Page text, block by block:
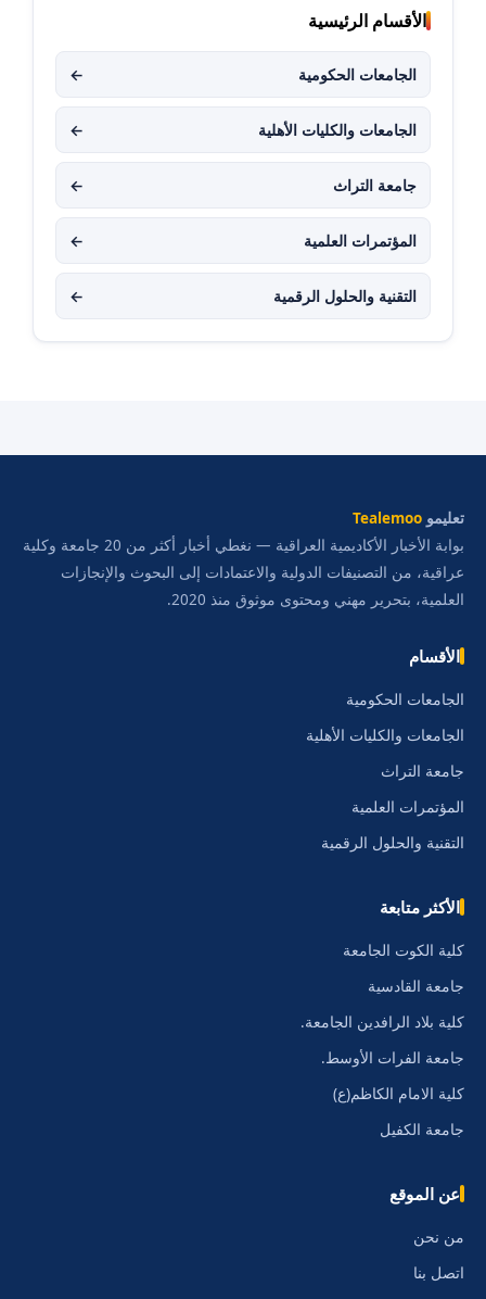
الأقسام الرئيسية
الجامعات الحكومية ←
الجامعات والكليات الأهلية ←
جامعة التراث ←
المؤتمرات العلمية ←
التقنية والحلول الرقمية ←
تعليمو Tealemoo
بوابة الأخبار الأكاديمية العراقية — نغطي أخبار أكثر من 20 جامعة وكلية
عراقية، من التصنيفات الدولية والاعتمادات إلى البحوث والإنجازات
العلمية، بتحرير مهني ومحتوى موثوق منذ 2020.
الأقسام
الجامعات الحكومية
الجامعات والكليات الأهلية
جامعة التراث
المؤتمرات العلمية
التقنية والحلول الرقمية
الأكثر متابعة
كلية الكوت الجامعة
جامعة القادسية
كلية بلاد الرافدين الجامعة.
جامعة الفرات الأوسط.
كلية الامام الكاظم(ع)
جامعة الكفيل
عن الموقع
من نحن
اتصل بنا